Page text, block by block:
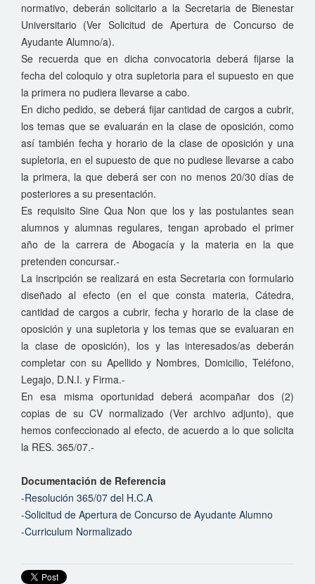
normativo, deberán solicitarlo a la Secretaria de Bienestar
Universitario (Ver Solicitud de Apertura de Concurso de
Ayudante Alumno/a).
Se recuerda que en dicha convocatoria deberá fijarse la
fecha del coloquio y otra supletoria para el supuesto en que
la primera no pudiera llevarse a cabo.
En dicho pedido, se deberá fijar cantidad de cargos a cubrir,
los temas que se evaluarán en la clase de oposición, como
así también fecha y horario de la clase de oposición y una
supletoria, en el supuesto de que no pudiese llevarse a cabo
la primera, la que deberá ser con no menos 20/30 días de
posteriores a su presentación.
Es requisito Sine Qua Non que los y las postulantes sean
alumnos y alumnas regulares, tengan aprobado el primer
año de la carrera de Abogacía y la materia en la que
pretenden concursar.-
La inscripción se realizará en esta Secretaria con formulario
diseñado al efecto (en el que consta materia, Cátedra,
cantidad de cargos a cubrir, fecha y horario de la clase de
oposición y una supletoria y los temas que se evaluaran en
la clase de oposición), los y las interesados/as deberán
completar con su Apellido y Nombres, Domicilio, Teléfono,
Legajo, D.N.I. y Firma.-
En esa misma oportunidad deberá acompañar dos (2)
copias de su CV normalizado (Ver archivo adjunto), que
hemos confeccionado al efecto, de acuerdo a lo que solicita
la RES. 365/07.-
Documentación de Referencia
-Resolución 365/07 del H.C.A
-Solicitud de Apertura de Concurso de Ayudante Alumno
-Curriculum Normalizado